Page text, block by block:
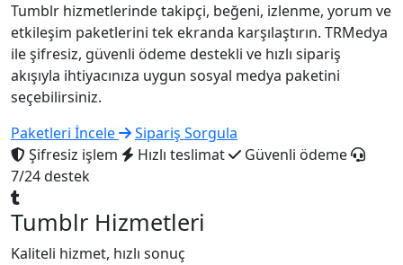
Tumblr hizmetlerinde takipçi, beğeni, izlenme, yorum ve
etkileşim paketlerini tek ekranda karşılaştırın. TRMedya
ile şifresiz, güvenli ödeme destekli ve hızlı sipariş
akışıyla ihtiyacınıza uygun sosyal medya paketini
seçebilirsiniz.
Paketleri İncele
Sipariş Sorgula
Şifresiz işlem
Hızlı teslimat
Güvenli ödeme
7/24 destek
Tumblr Hizmetleri
Kaliteli hizmet, hızlı sonuç